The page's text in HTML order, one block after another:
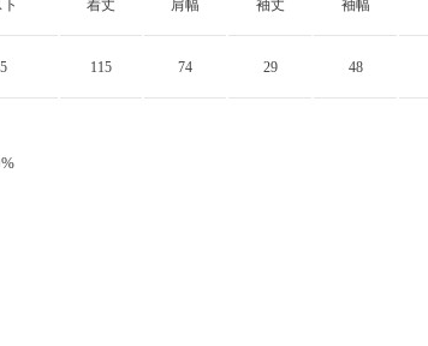
着丈 肩幅 袖丈 袖幅
115 74 29 48